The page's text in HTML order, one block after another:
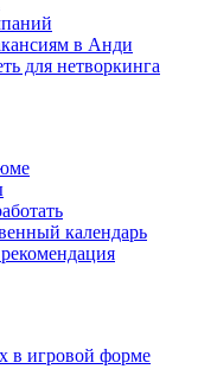
в Анди
для нетворкинга
календарь
в игровой форме